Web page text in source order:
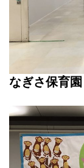
なぎさ保育園